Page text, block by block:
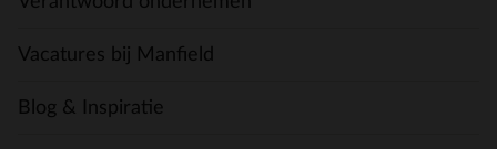
Vacatures bij Manfield
Blog & Inspiratie